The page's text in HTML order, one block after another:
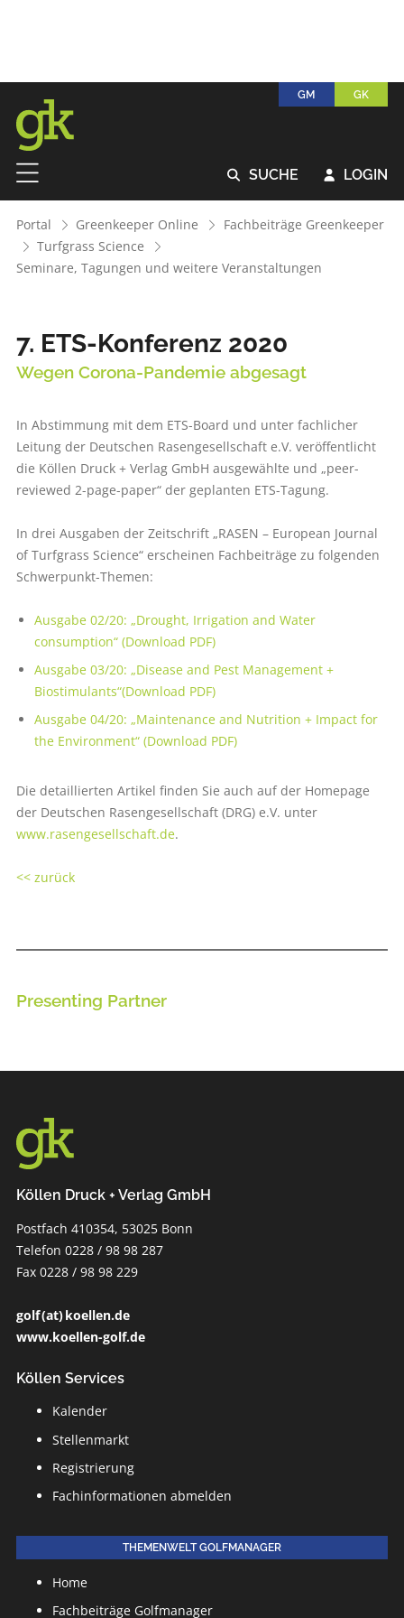
GM GK
 SUCHE  LOGIN
Portal Greenkeeper Online
Fachbeiträge Greenkeeper
Turfgrass Science
Seminare, Tagungen und weitere Veranstaltungen
7. ETS-Konferenz 2020
Wegen Corona-Pandemie abgesagt
In Abstimmung mit dem ETS-Board und unter fachlicher
Leitung der Deutschen Rasengesellschaft e.V. veröffentlicht
die Köllen Druck + Verlag GmbH ausgewählte und „peer-
reviewed 2-page-paper“ der geplanten ETS-Tagung.
In drei Ausgaben der Zeitschrift „RASEN – European Journal
of Turfgrass Science“ erscheinen Fachbeiträge zu folgenden
Schwerpunkt-Themen:
Ausgabe 02/20: „Drought, Irrigation and Water
consumption“ (Download PDF)
Ausgabe 03/20: „Disease and Pest Management +
Biostimulants“(Download PDF)
Ausgabe 04/20: „Maintenance and Nutrition + Impact for
the Environment“ (Download PDF)
Die detaillierten Artikel finden Sie auch auf der Homepage
der Deutschen Rasengesellschaft (DRG) e.V. unter
www.rasengesellschaft.de.
<< zurück
Presenting Partner
Köllen Druck + Verlag GmbH
Postfach 410354, 53025 Bonn
Telefon 0228 / 98 98 287
Fax 0228 / 98 98 229
golf (at) koellen.de
www.koellen-golf.de
Köllen Services
Kalender
Stellenmarkt
Registrierung
Fachinformationen abmelden
THEMENWELT GOLFMANAGER
Home
Fachbeiträge Golfmanager